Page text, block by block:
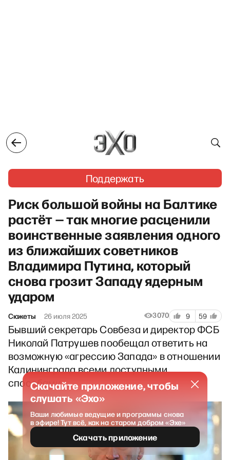
Поддержать
Риск большой войны на Балтике
растёт — так многие расценили
воинственные заявления одного
из ближайших советников
Владимира Путина, который
снова грозит Западу ядерным
ударом
Сюжеты 26 июля 2025 3070 9 59
Бывший секретарь Совбеза и директор ФСБ
Николай Патрушев пообещал ответить на
возможную «агрессию Запада» в отношении
Калининграда всеми доступными
способами.
Скачайте приложение, чтобы
слушать «Эхо»
Ваши любимые ведущие и программы снова
в эфире! Тут всё, как на старом добром «Эхе»
Скачать приложение